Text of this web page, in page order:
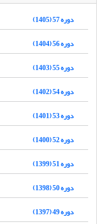
دوره 57 (1405)
دوره 56 (1404)
دوره 55 (1403)
دوره 54 (1402)
دوره 53 (1401)
دوره 52 (1400)
دوره 51 (1399)
دوره 50 (1398)
دوره 49 (1397)